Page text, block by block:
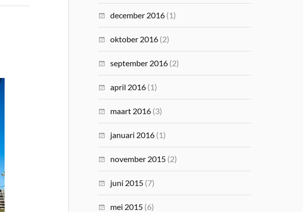
december 2016 (1)
oktober 2016 (2)
september 2016 (2)
april 2016 (1)
maart 2016 (3)
januari 2016 (1)
november 2015 (2)
juni 2015 (7)
mei 2015 (6)